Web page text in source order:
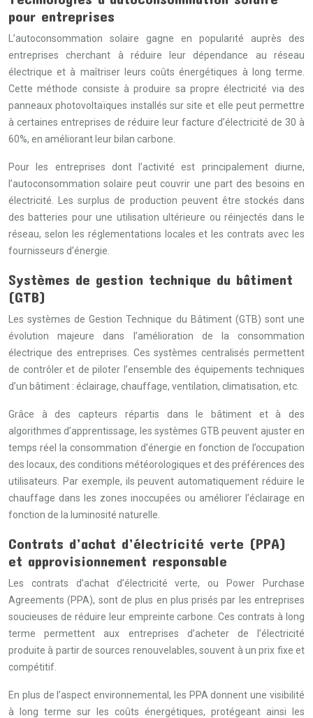
pour entreprises
L’autoconsommation solaire gagne en popularité auprès des
entreprises cherchant à réduire leur dépendance au réseau
électrique et à maîtriser leurs coûts énergétiques à long terme.
Cette méthode consiste à produire sa propre électricité via des
panneaux photovoltaïques installés sur site et elle peut permettre
à certaines entreprises de réduire leur facture d’électricité de 30 à
60%, en améliorant leur bilan carbone.
Pour les entreprises dont l’activité est principalement diurne,
l’autoconsommation solaire peut couvrir une part des besoins en
électricité. Les surplus de production peuvent être stockés dans
des batteries pour une utilisation ultérieure ou réinjectés dans le
réseau, selon les réglementations locales et les contrats avec les
fournisseurs d’énergie.
Systèmes de gestion technique du bâtiment
(GTB)
Les systèmes de Gestion Technique du Bâtiment (GTB) sont une
évolution majeure dans l’amélioration de la consommation
électrique des entreprises. Ces systèmes centralisés permettent
de contrôler et de piloter l’ensemble des équipements techniques
d’un bâtiment : éclairage, chauffage, ventilation, climatisation, etc.
Grâce à des capteurs répartis dans le bâtiment et à des
algorithmes d’apprentissage, les systèmes GTB peuvent ajuster en
temps réel la consommation d’énergie en fonction de l’occupation
des locaux, des conditions météorologiques et des préférences des
utilisateurs. Par exemple, ils peuvent automatiquement réduire le
chauffage dans les zones inoccupées ou améliorer l’éclairage en
fonction de la luminosité naturelle.
Contrats d’achat d’électricité verte (PPA)
et approvisionnement responsable
Les contrats d’achat d’électricité verte, ou Power Purchase
Agreements (PPA), sont de plus en plus prisés par les entreprises
soucieuses de réduire leur empreinte carbone. Ces contrats à long
terme permettent aux entreprises d’acheter de l’électricité
produite à partir de sources renouvelables, souvent à un prix fixe et
compétitif.
En plus de l’aspect environnemental, les PPA donnent une visibilité
à long terme sur les coûts énergétiques, protégeant ainsi les